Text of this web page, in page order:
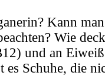
Kann
Wie
und an
es Schuhe, die